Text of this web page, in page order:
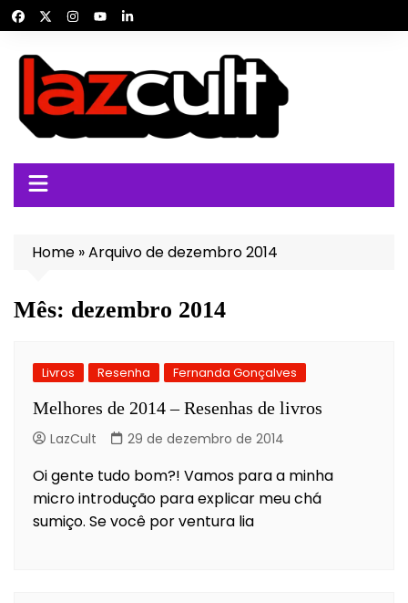
para
conteúdo
Home »Arquivo de dezembro 2014
Mês: dezembro 2014
Livros Resenha Fernanda Gonçalves
Melhores de 2014 – Resenhas de livros
LazCult 29 de dezembro de 2014
Oi gente tudo bom?! Vamos para a minha
micro introdução para explicar meu chá
sumiço. Se você por ventura lia